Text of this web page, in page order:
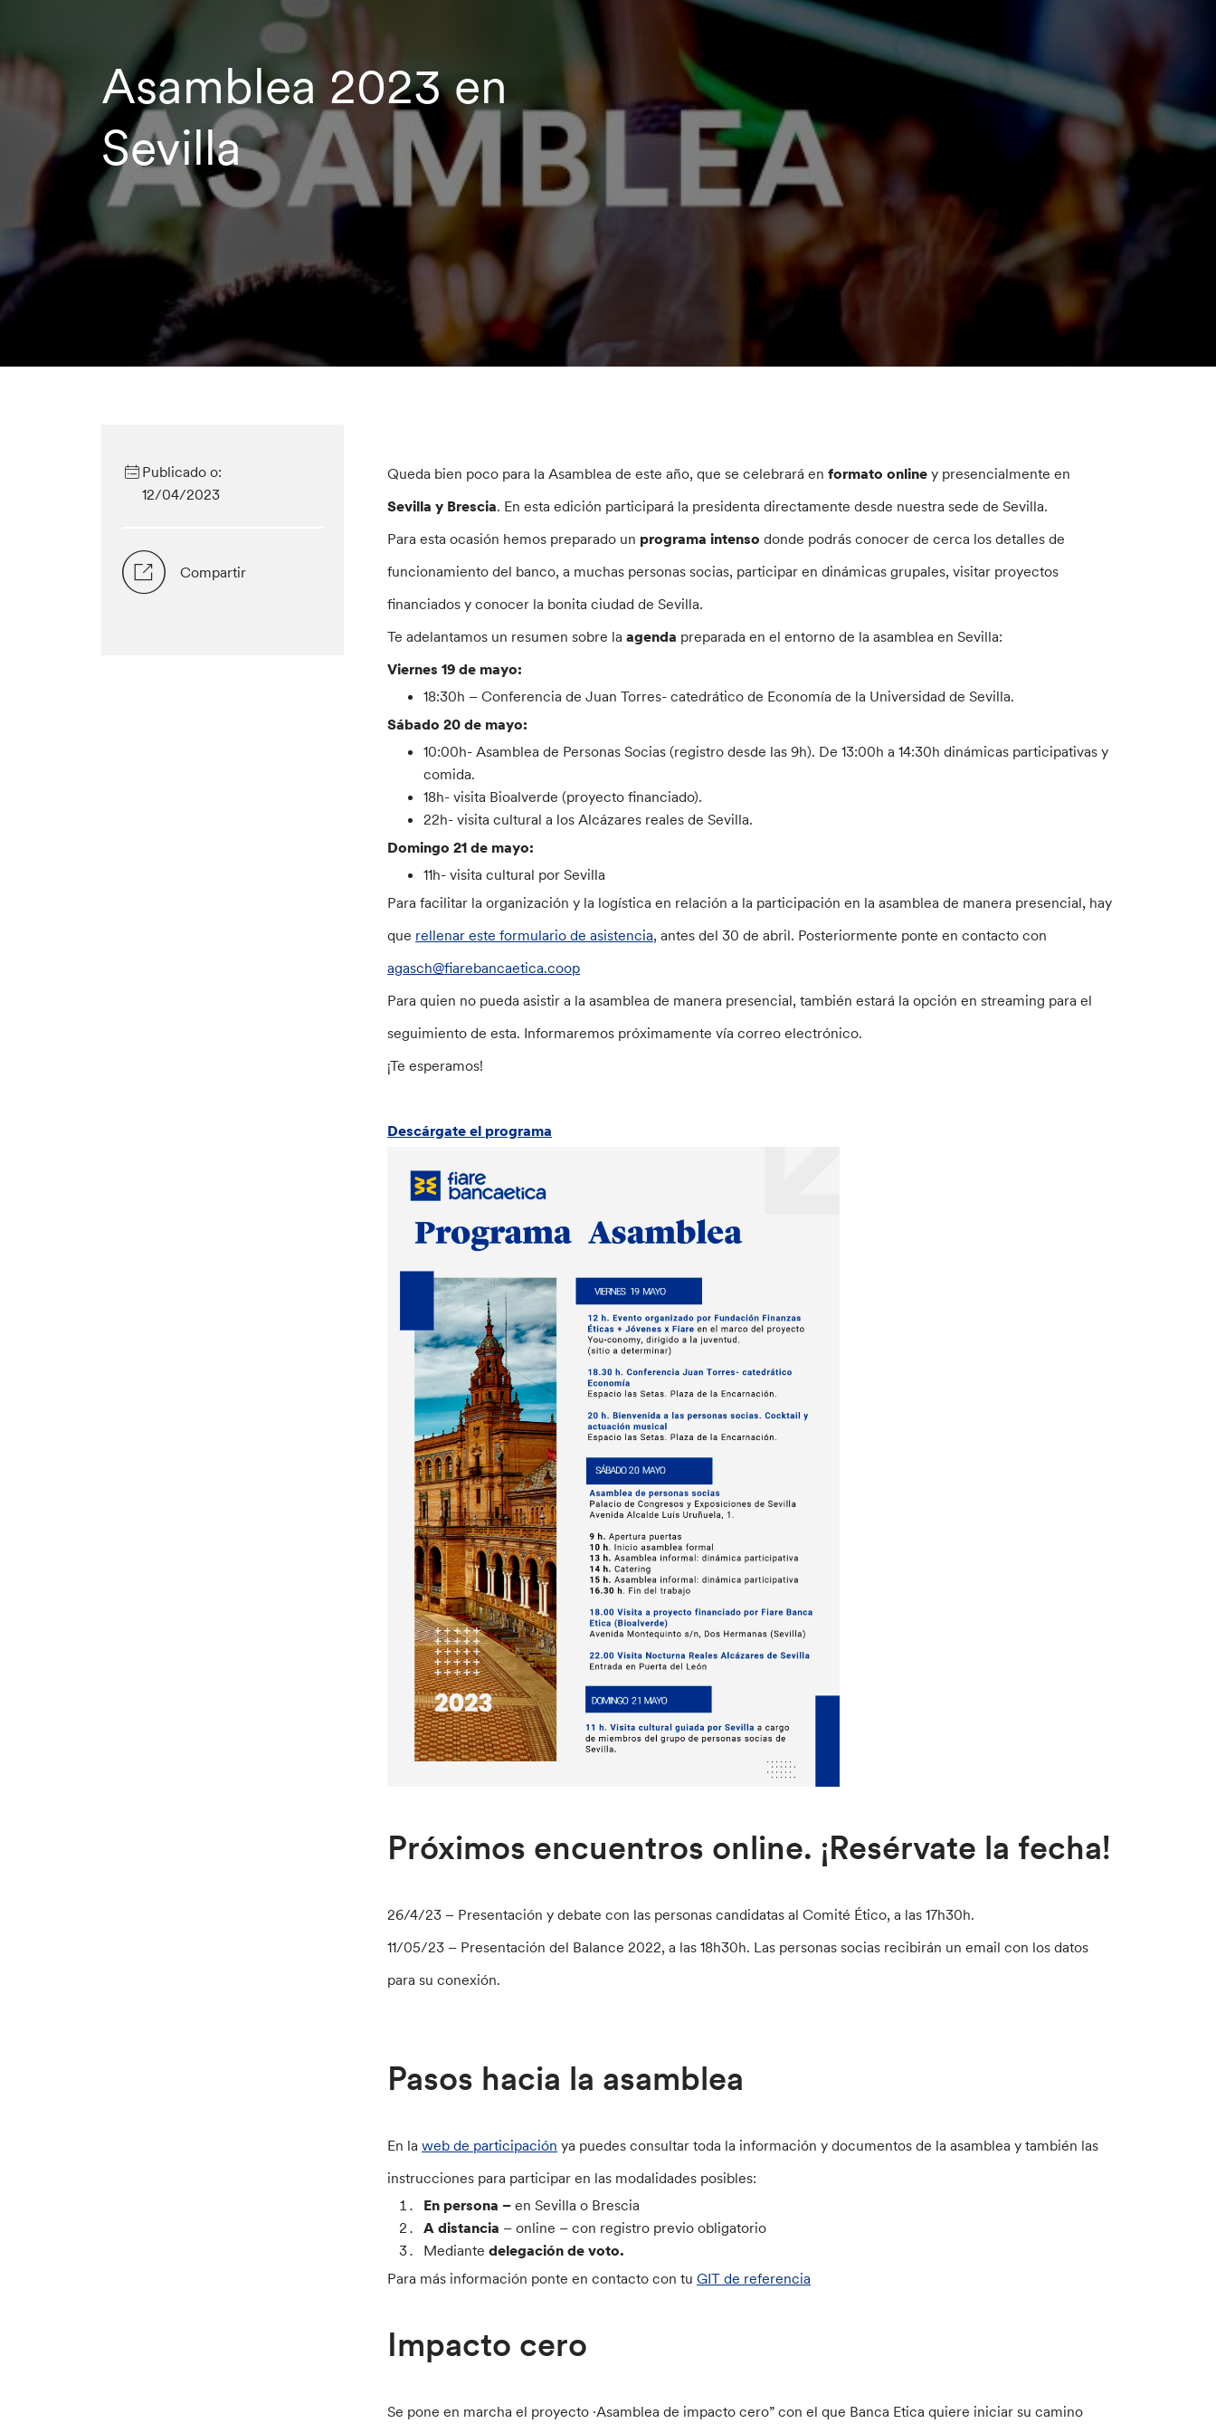
Asamblea 2023 en
Sevilla
Publicado o:
12/04/2023
Compartir
Queda bien poco para la Asamblea de este año, que se celebrará en formato onliney presencialmente en
Sevilla y Brescia. En esta edición participará la presidenta directamente desde nuestra sede de Sevilla.
Para esta ocasión hemos preparado un programa intenso donde podrás conocer de cerca los detalles de
funcionamiento del banco, a muchas personas socias, participar en dinámicas grupales, visitar proyectos
financiados y conocer la bonita ciudad de Sevilla.
Te adelantamos un resumen sobre la agenda preparada en el entorno de la asamblea en Sevilla:
Viernes 19 de mayo:
18:30h – Conferencia de Juan Torres- catedrático de Economía de la Universidad de Sevilla.
Sábado 20 de mayo:
10:00h- Asamblea de Personas Socias (registro desde las 9h). De 13:00h a 14:30h dinámicas participativas y
comida.
18h- visita Bioalverde (proyecto financiado).
22h- visita cultural a los Alcázares reales de Sevilla.
Domingo 21 de mayo:
11h- visita cultural por Sevilla
Para facilitar la organización y la logística en relación a la participación en la asamblea de manera presencial, hay
que rellenar este formulario de asistencia, antes del 30 de abril. Posteriormente ponte en contacto con
agasch@fiarebancaetica.coop
Para quien no pueda asistir a la asamblea de manera presencial, también estará la opción en streaming para el
seguimiento de esta. Informaremos próximamente vía correo electrónico.
¡Te esperamos!
Descárgate el programa
Próximos encuentros online. ¡Resérvate la fecha!
26/4/23 – Presentación y debate con las personas candidatas al Comité Ético, a las 17h30h.
11/05/23 – Presentación del Balance 2022, a las 18h30h. Las personas socias recibirán un email con los datos
para su conexión.
Pasos hacia la asamblea
En laweb de participación ya puedes consultar toda la información y documentos de la asamblea y también las
instrucciones para participar en las modalidades posibles:
En persona –en Sevilla o Brescia
A distancia – online – con registro previo obligatorio
Mediantedelegación de voto.
Para más información ponte en contacto con tuGIT de referencia
Impacto cero
Se pone en marcha el proyecto ·Asamblea de impacto cero” con el que Banca Etica quiere iniciar su camino